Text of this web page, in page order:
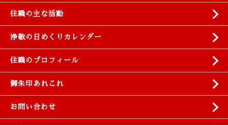
住職の主な活動
浄敬の日めくりカレンダー
住職のプロフィール
御朱印あれこれ
お問い合わせ